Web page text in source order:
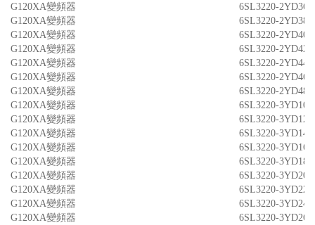
G120XA變頻器
6SL3220-2YD36-
G120XA變頻器
6SL3220-2YD38-
G120XA變頻器
6SL3220-2YD40-
G120XA變頻器
6SL3220-2YD42-
G120XA變頻器
6SL3220-2YD44-
G120XA變頻器
6SL3220-2YD46-
G120XA變頻器
6SL3220-2YD48-
G120XA變頻器
6SL3220-3YD10-
G120XA變頻器
6SL3220-3YD12-
G120XA變頻器
6SL3220-3YD14-
G120XA變頻器
6SL3220-3YD16-
G120XA變頻器
6SL3220-3YD18-
G120XA變頻器
6SL3220-3YD20-
G120XA變頻器
6SL3220-3YD22-
G120XA變頻器
6SL3220-3YD24-
G120XA變頻器
6SL3220-3YD26-